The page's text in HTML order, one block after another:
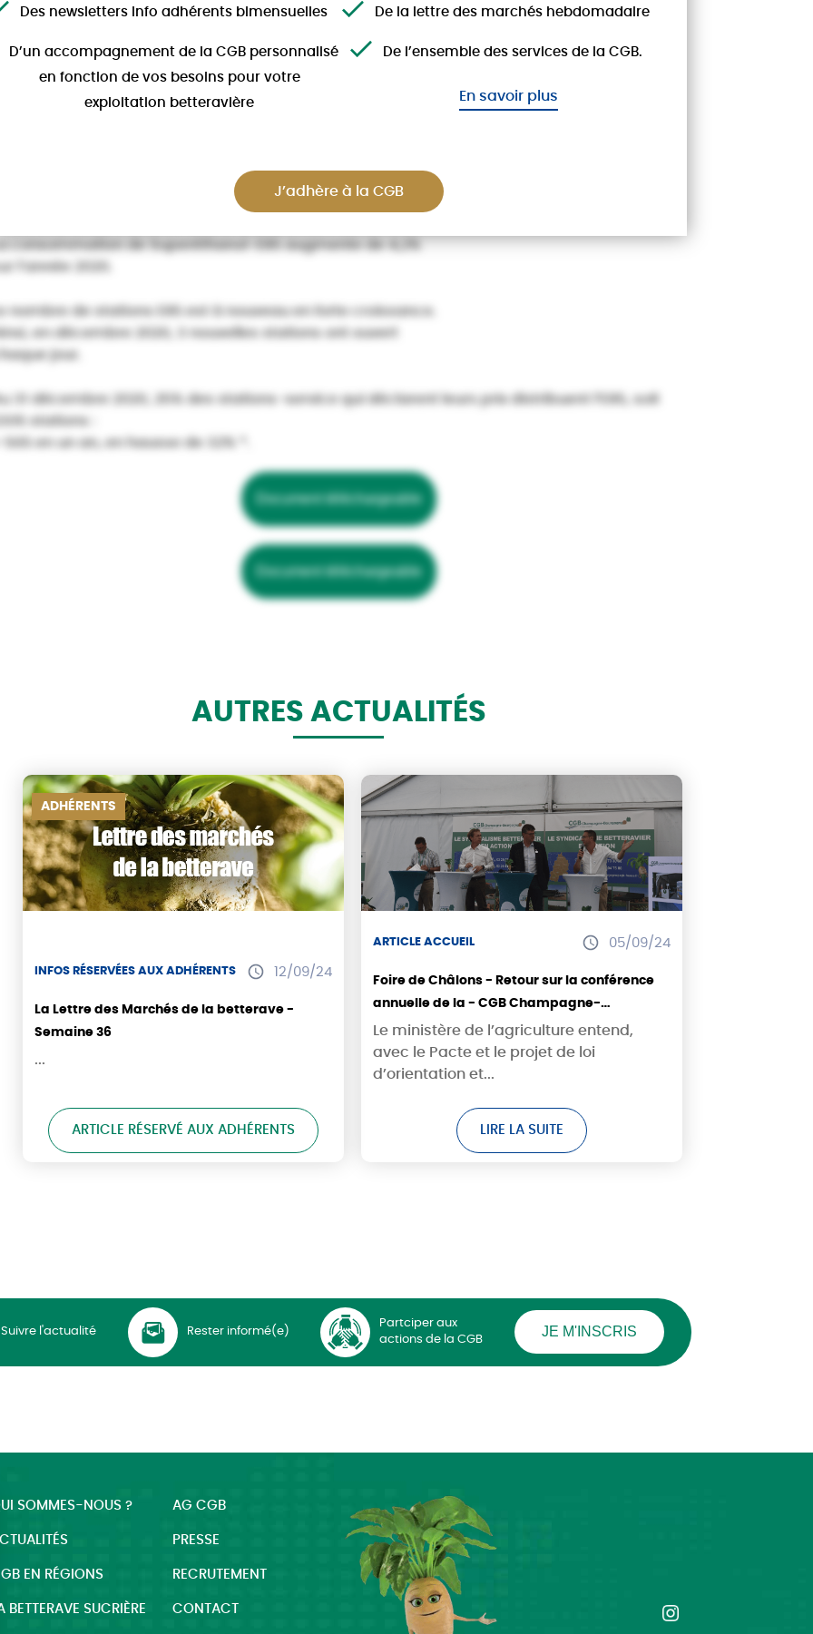
Des newsletters Info adhérents bimensuelles De la lettre des marchés hebdomadaire
D’un accompagnement de la CGB personnalisé
en fonction de vos besoins pour votre
exploitation betteravière
De l’ensemble des services de la CGB.
En savoir plus
J’adhère à la CGB
nombre de stations SP95-E10 s’élève à 6838, soit 70 %
stations qui déclarent leurs prix*.
Superéthanol-E85 représente 3,7 % du marché des carburants
type essence en décembre. Sur l’année 2020 sa part de marché s’établit à 3,6%.
l’année 2020.
nombre de stations E85 est à nouveau en forte croissance.
en décembre 2020, 3 nouvelles stations ont ouvert
jour.
31 décembre 2020, 25% des stations-service qui déclarent leurs prix distribuent l’E85, soit
stations :
565 en un an, en hausse de 32% *.
Document téléchargeable
Document téléchargeable
AUTRES ACTUALITÉS
ADHÉRENTS
INFOS RÉSERVÉES AUX ADHÉRENTS 12/09/24
La Lettre des Marchés de la betterave -
Semaine 36
...
ARTICLE RÉSERVÉ AUX ADHÉRENTS
ARTICLE ACCUEIL 05/09/24
Foire de Châlons - Retour sur la conférence
annuelle de la - CGB Champagne-
Bourgogne
Le ministère de l’agriculture entend,
avec le Pacte et le projet de loi
d’orientation et...
LIRE LA SUITE
Suivre l'actualité Rester informé(e)
Partciper aux
actions de la CGB
JE M'INSCRIS
SOMMES-NOUS ?
EN RÉGIONS
BETTERAVE SUCRIÈRE
AG CGB
PRESSE
RECRUTEMENT
CONTACT